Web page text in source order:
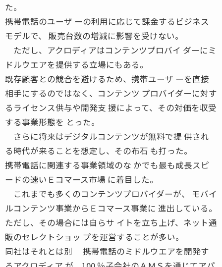
た。
携帯電話のユーザ ーの利用に応じて課金するビジネス
モデルで、 販売台数の増減に影響を受けない。
ただし、アクロディアはコンテンツプロバイ ダーにミ
ドルウエアを提供する立場にもある。
既存顧客との競合を避けるため、携帯ユーザ ーを直接
相手にするのではなく、コンテンツ プロバイダーに対す
るライセンス供与や開発支 援によって、その対価を収受
する事業形態を とった。
さらに将来はデジタルコンテンツが無料で提 供され
る時代が来ることを想定し、その布石 も打った。
携帯電話に関連する事業領域のな かでも最も成長スピ
ードの速いＥコマース市場 に着目した。
これまでも多くのコンテンツプロバイダーが、 モバイ
ルコンテンツ事業からＥコマース事業に 進出している。
ただし、その場合には自らサ イトを立ち上げ、ネット通
販のセレクトショッ プを運営することが多い。
同社はそれとは別 携帯電話のミドルウエアを開発す